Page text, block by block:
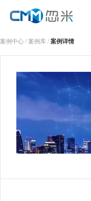
案例中心 / 案例库 / 案例详情